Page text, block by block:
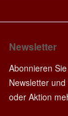
Newsletter
Abonnieren
Newsletter
oder Aktion